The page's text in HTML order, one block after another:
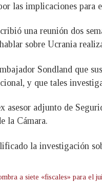
las implicaciones para
una reunión dos
sobre Ucrania
Sondland que
y que tales
asesor adjunto de
la Cámara.
la investigación
a siete «fiscales» para el